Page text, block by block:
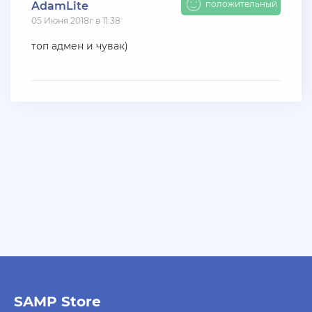
+ 10 руб 06 Июля 2026г в 20:15
jagermeister
Залил аккаунты Аdvance 3-30 lvl по 5р
почтой за 500р селишь))) интересно кто купит))))
AdamLite
05 Июня 2018г в 11:38
положительный
топ адмен и чувак)
SAMP Store